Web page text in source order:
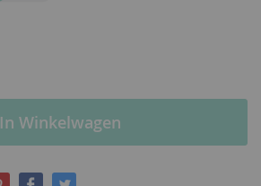
In Winkelwagen